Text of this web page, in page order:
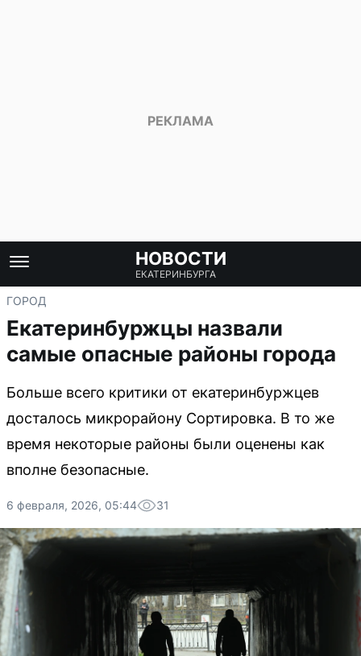
НОВОСТИ
ЕКАТЕРИНБУРГА
ГОРОД
Екатеринбуржцы назвали
самые опасные районы города
Больше всего критики от екатеринбуржцев
досталось микрорайону Сортировка. В то же
время некоторые районы были оценены как
вполне безопасные.
6 февраля, 2026, 05:44 31